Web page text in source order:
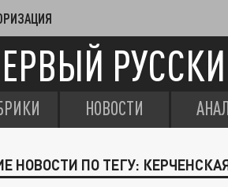
НОВОСТИ
НОВОСТИ ПО ТЕГУ: